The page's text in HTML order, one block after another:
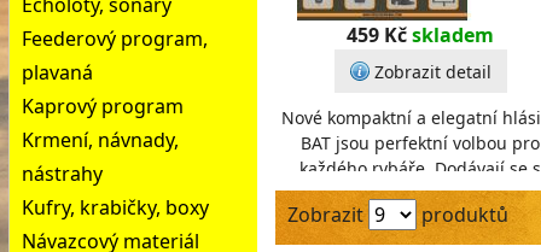
Feederový program,
plavaná
Kaprový program
Krmení, návnady,
nástrahy
Kufry, krabičky, boxy
Návazcový materiál
459 Kčskladem
Zobrazit detail
Nové kompaktní a elegatní
BAT jsou perfektní volbou pro
každého rybáře. Dodávají se s
gumovým ochranným
pro snadný a bezpeč
Zobrazit produktů